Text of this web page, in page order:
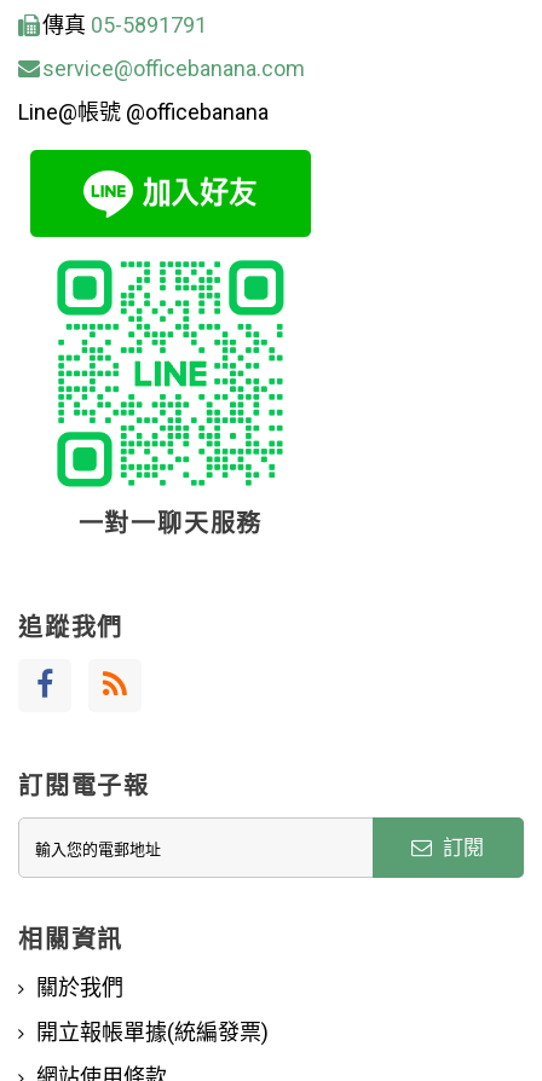
傳真 05-5891791
service@officebanana.com
Line@帳號 @officebanana
一對一聊天服務
追蹤我們
訂閱電子報
訂閱
相關資訊
關於我們
開立報帳單據(統編發票)